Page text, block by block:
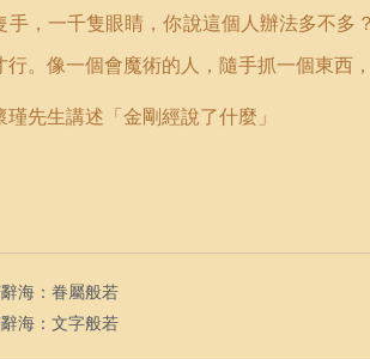
手，一千隻眼睛，你說這個人辦法多不
行。像一個會魔術的人，隨手抓一個東西
瑾先生講述 「金剛經說了什麼」
海：眷屬般若
海：文字般若